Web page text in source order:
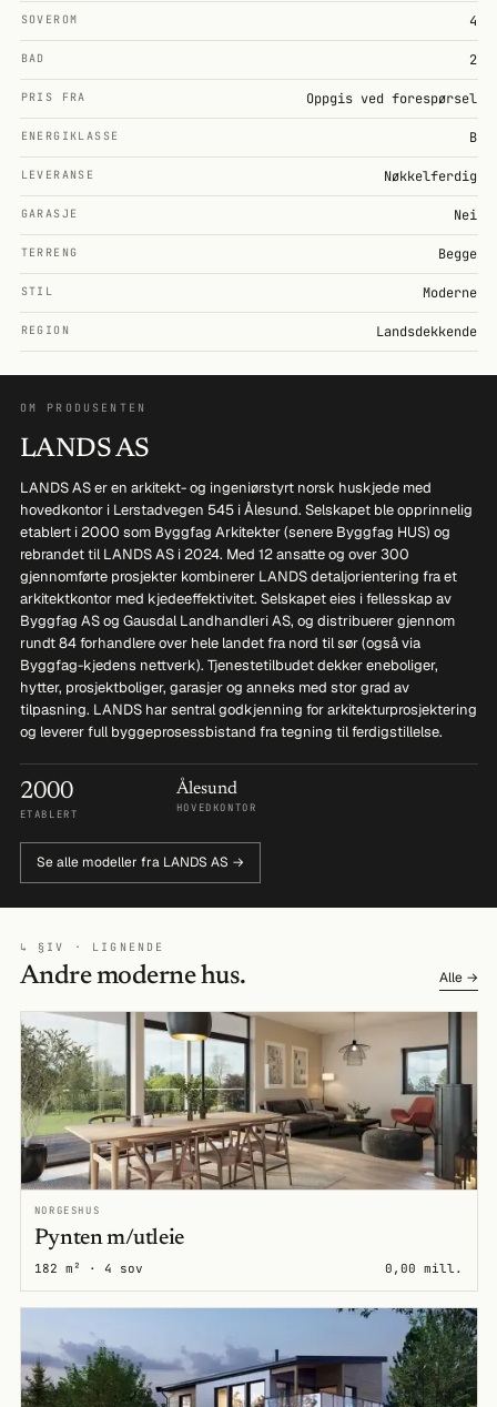
SOVEROM 4
BAD 2
PRIS FRA Oppgis ved forespørsel
ENERGIKLASSE B
LEVERANSE Nøkkelferdig
GARASJE Nei
TERRENG Begge
STIL Moderne
REGION Landsdekkende
OM PRODUSENTEN
LANDS AS
LANDS AS er en arkitekt- og ingeniørstyrt norsk huskjede med
hovedkontor i Lerstadvegen 545 i Ålesund. Selskapet ble opprinnelig
etablert i 2000 som Byggfag Arkitekter (senere Byggfag HUS) og
rebrandet til LANDS AS i 2024. Med 12 ansatte og over 300
gjennomførte prosjekter kombinerer LANDS detaljorientering fra et
arkitektkontor med kjedeeffektivitet. Selskapet eies i fellesskap av
Byggfag AS og Gausdal Landhandleri AS, og distribuerer gjennom
rundt 84 forhandlere over hele landet fra nord til sør (også via
Byggfag-kjedens nettverk). Tjenestetilbudet dekker eneboliger,
hytter, prosjektboliger, garasjer og anneks med stor grad av
tilpasning. LANDS har sentral godkjenning for arkitekturprosjektering
og leverer full byggeprosessbistand fra tegning til ferdigstillelse.
2000
ETABLERT
Ålesund
HOVEDKONTOR
Se alle modeller fra LANDS AS →
↳ §IV · LIGNENDE
Andre moderne hus. Alle →
NORGESHUS
Pynten m/utleie
182 m² · 4 sov 0,00 mill.